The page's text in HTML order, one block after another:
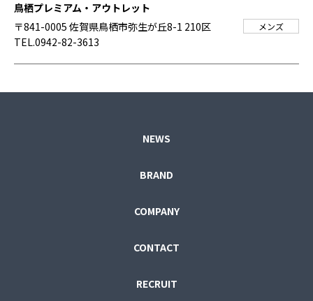
鳥栖プレミアム・アウトレット
〒841-0005 佐賀県鳥栖市弥生が丘8-1 210区
TEL.0942-82-3613
メンズ
NEWS
BRAND
COMPANY
CONTACT
RECRUIT